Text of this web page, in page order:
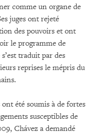
comme un organe de
juges ont rejeté
des pouvoirs et ont
le programme de
traduit par des
reprises le mépris du
été soumis à de fortes
susceptibles de
Chávez a demandé